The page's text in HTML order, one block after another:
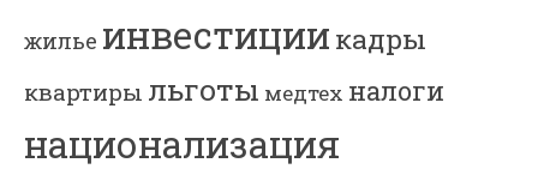
жилье инвестиции кадры
квартиры льготы медтех налоги
национализация